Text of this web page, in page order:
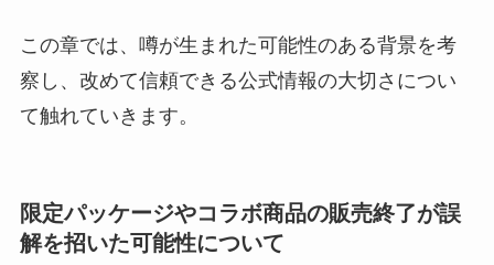
この章では、噂が生まれた可能性のある背景を考
察し、改めて信頼できる公式情報の大切さについ
て触れていきます。
限定パッケージやコラボ商品の販売終了が誤
解を招いた可能性について